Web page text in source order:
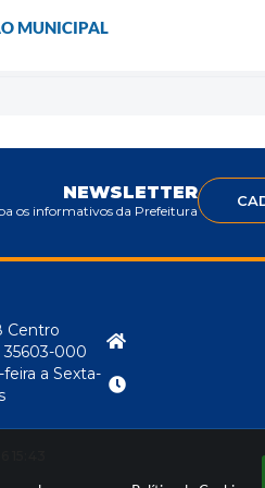
MUNICIPAL
NEWSLETTER
os informativos da Prefeitura
Centro
35603-000
a Sexta-